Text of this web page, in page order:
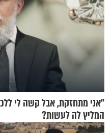
"אני מתחזקת, אבל קשה לי
המליץ לה לעשות?